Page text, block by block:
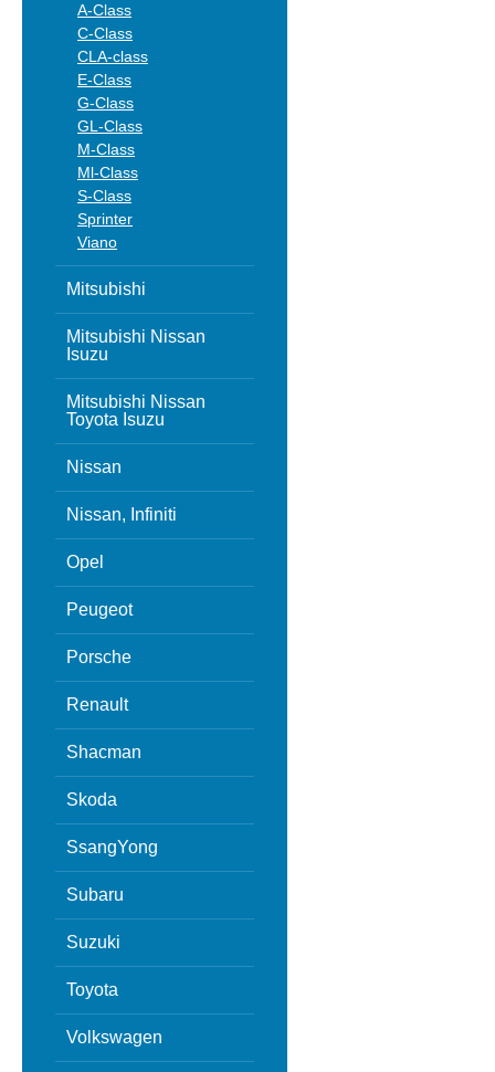
A-Class
C-Class
CLA-class
E-Class
G-Class
GL-Class
M-Class
Ml-Class
S-Class
Sprinter
Viano
Mitsubishi
Mitsubishi Nissan
Isuzu
Mitsubishi Nissan
Toyota Isuzu
Nissan
Nissan, Infiniti
Opel
Peugeot
Porsche
Renault
Shacman
Skoda
SsangYong
Subaru
Suzuki
Toyota
Volkswagen